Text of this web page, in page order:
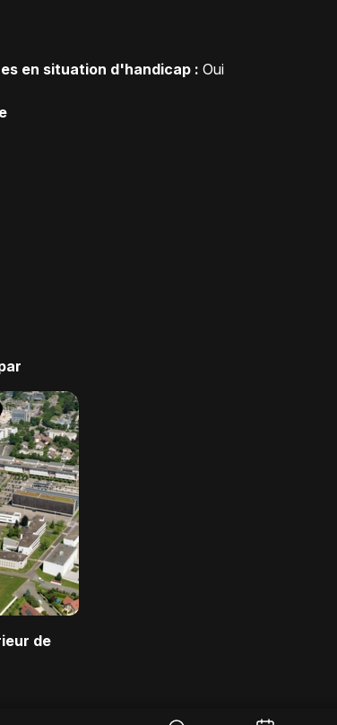
en situation d'handicap : Oui
de